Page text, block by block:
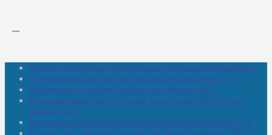
Межпоселенческая центральная районная библиотека
Амзибашевская сельская библиотека-филиал № 1
Бабаевская сельская библиотека-филиал № 2
Большекачаковская сельская модельная библиотека-
филиал № 7
Большекуразовская сельская библиотека-филиал № 3